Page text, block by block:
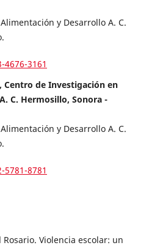
y Desarrollo A. C.
3161
Centro de Investigación en
C. Hermosillo, Sonora -
y Desarrollo A. C.
8781
Rosario. Violencia escolar: un